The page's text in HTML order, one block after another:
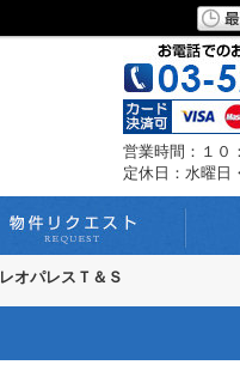
営業時間：１
定休日：水曜日
レオパレスＴ＆Ｓ